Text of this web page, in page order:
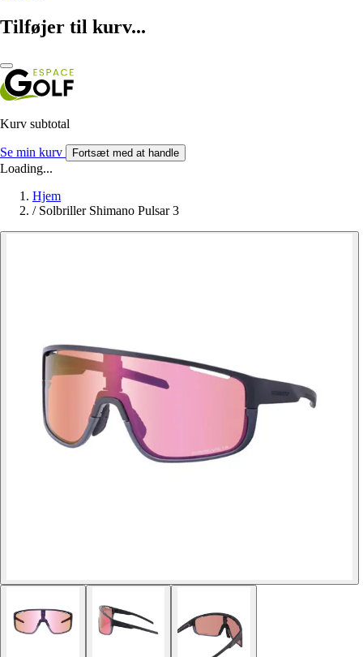
Tilføjer til kurv...
Kurv subtotal
Se min kurv Fortsæt med at handle
Loading...
Hjem
/ Solbriller Shimano Pulsar 3